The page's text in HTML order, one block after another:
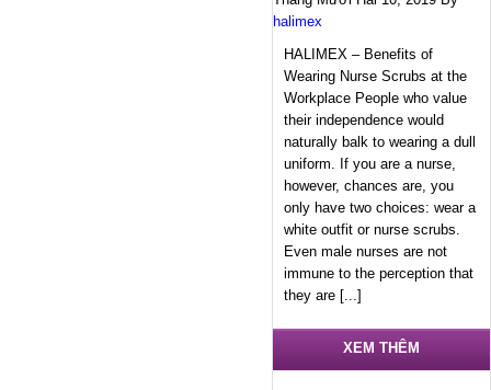
halimex
HALIMEX – Benefits of
Wearing Nurse Scrubs at the
Workplace People who value
their independence would
naturally balk to wearing a dull
uniform. If you are a nurse,
however, chances are, you
only have two choices: wear a
white outfit or nurse scrubs.
Even male nurses are not
immune to the perception that
they are [...]
XEM THÊM